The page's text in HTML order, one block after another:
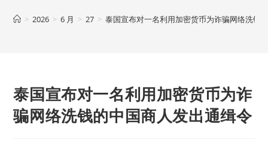
> 2026 > 6 月 > 27 > 泰国宣布对一名利用加密货币为诈骗网络洗钱
泰国宣布对一名利用加密货币为诈
骗网络洗钱的中国商人发出通缉令